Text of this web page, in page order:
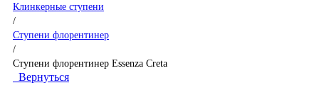
Клинкерные ступени
/
Ступени флорентинер
/
Ступени флорентинер Essenza Creta
Вернуться